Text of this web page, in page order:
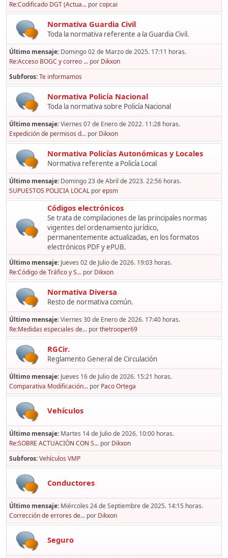
Re:Codificado DGT (Actua... porcopcai
Normativa Guardia Civil
Toda la normativa referente a la Guardia Civil.
Último mensaje: Domingo 02 de Marzo de 2025. 17:11 horas.
Re:Acceso BOGC y correo ... por Dikxon
Subforos Te informamos
Normativa Policía Nacional
Toda la normativa sobre Policía Nacional
Último mensaje:Viernes 07 de Enero de 2022. 11:28 horas.
Expedición de permisos d... por Dikxon
Normativa Policías Autonómicas y Locales
Normativa referente a Policía Local
Último mensaje: Domingo 23 de Abril de 2023. 22:56 horas.
SUPUESTOS POLICIA LOCAL porepsm
Códigos electrónicos
Se trata de compilaciones de las principales normas
vigentes del ordenamiento jurídico,
permanentemente actualizadas, en los formatos
electrónicos PDF y ePUB.
Último mensaje: Jueves 02 de Julio de 2026. 19:03 horas.
Re:Código de Tráfico y S... por Dikxon
Normativa Diversa
Resto de normativa común.
Último mensaje:Viernes 30 de Enero de 2026. 17:40 horas.
Re:Medidas especiales de... porthetrooper69
RGCir.
Reglamento General de Circulación
Último mensaje: Jueves 16 de Julio de 2026. 15:21 horas.
Comparativa Modificación... por Paco Ortega
Vehículos
Último mensaje: Martes 14 de Julio de 2026. 10:00 horas.
Re:SOBRE ACTUACIÓN CON S... por Dikxon
Subforos Vehículos VMP
Conductores
Último mensaje: Miércoles 24 de Septiembre de 2025. 14:15 horas.
Corrección de errores de... por Dikxon
Seguro